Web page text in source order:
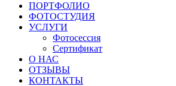
ПОРТФОЛИО
ФОТОСТУДИЯ
УСЛУГИ
Фотосессия
Сертификат
О НАС
ОТЗЫВЫ
КОНТАКТЫ